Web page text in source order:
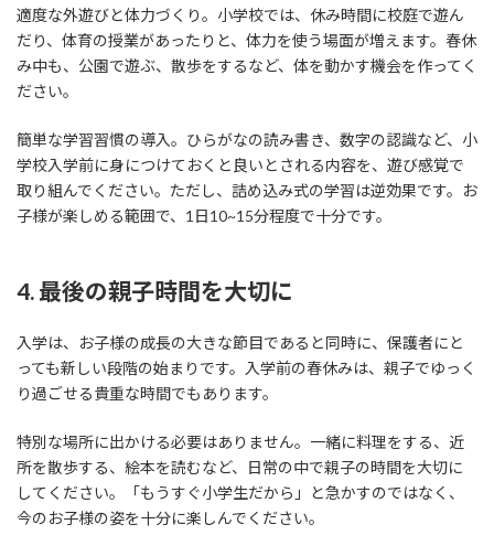
適度な外遊びと体力づくり。小学校では、休み時間に校庭で遊ん
だり、体育の授業があったりと、体力を使う場面が増えます。春休
み中も、公園で遊ぶ、散歩をするなど、体を動かす機会を作ってく
ださい。
簡単な学習習慣の導入。ひらがなの読み書き、数字の認識など、小
学校入学前に身につけておくと良いとされる内容を、遊び感覚で
取り組んでください。ただし、詰め込み式の学習は逆効果です。お
子様が楽しめる範囲で、1日10~15分程度で十分です。
4. 最後の親子時間を大切に
入学は、お子様の成長の大きな節目であると同時に、保護者にと
っても新しい段階の始まりです。入学前の春休みは、親子でゆっく
り過ごせる貴重な時間でもあります。
特別な場所に出かける必要はありません。一緒に料理をする、近
所を散歩する、絵本を読むなど、日常の中で親子の時間を大切に
してください。「もうすぐ小学生だから」と急かすのではなく、
今のお子様の姿を十分に楽しんでください。